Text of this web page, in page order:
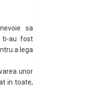
sa
ti-au fost
a lega
unor
in toate,